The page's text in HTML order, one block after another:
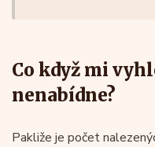
Co když mi
nenabídne?
Pakliže je počet